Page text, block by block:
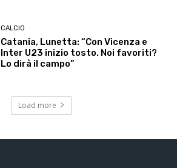
CALCIO
Catania, Lunetta: “Con Vicenza e
Inter U23 inizio tosto. Noi favoriti?
Lo dirà il campo”
Load more